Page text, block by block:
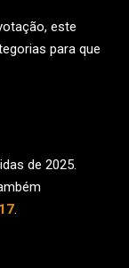
este
para que
de 2025.
.